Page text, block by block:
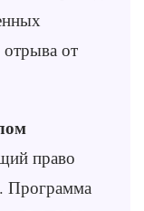
отрыва от
право
Программа